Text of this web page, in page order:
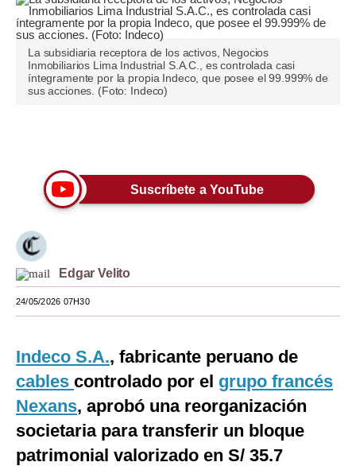
Pregunta de hoy
Tendencias
Moda
Estilos
Mundo
EEUU
México
Internacional
Tecnología
Club del Suscriptor
Mix
La subsidiaria receptora de los activos, Negocios
Inmobiliarios Lima Industrial S.A.C., es controlada casi
íntegramente por la propia Indeco, que posee el 99.999% de
sus acciones. (Foto: Indeco)
Suscríbete a YouTube
Edgar Velito
24/05/2026 07H30
Indeco S.A., fabricante peruano de
cables controlado por el grupo francés
Nexans, aprobó una reorganización
societaria para transferir un bloque
patrimonial valorizado en S/ 35.7